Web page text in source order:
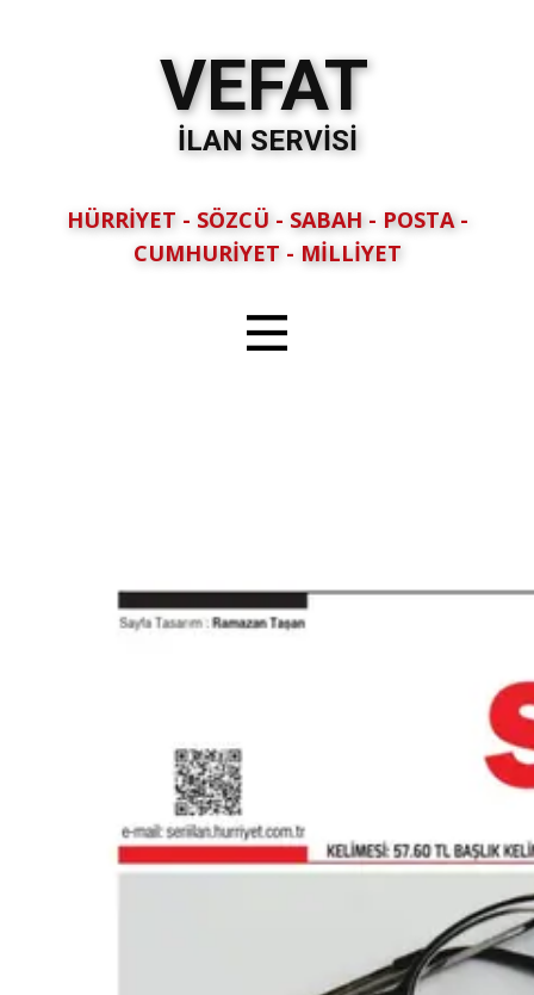
VEFAT
İLAN SERVİSİ
HÜRRİYET - SÖZCÜ - SABAH - POSTA -
CUMHURİYET - MİLLİYET